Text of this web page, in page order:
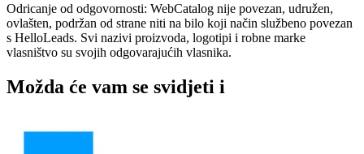
Odricanje od odgovornosti: WebCatalog nije povezan, udružen,
ovlašten, podržan od strane niti na bilo koji način službeno povezan
s HelloLeads. Svi nazivi proizvoda, logotipi i robne marke
vlasništvo su svojih odgovarajućih vlasnika.
Možda će vam se svidjeti i